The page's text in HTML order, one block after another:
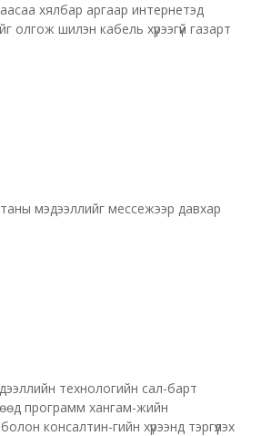
хялбар аргаар интернетэд
шилэн кабель хүрээгүй газарт
мэдээллийг мессежээр давхар
технологийн сал-барт
программ хангам-жийн
консалтин-гийн хүрээнд тэргүүлэх